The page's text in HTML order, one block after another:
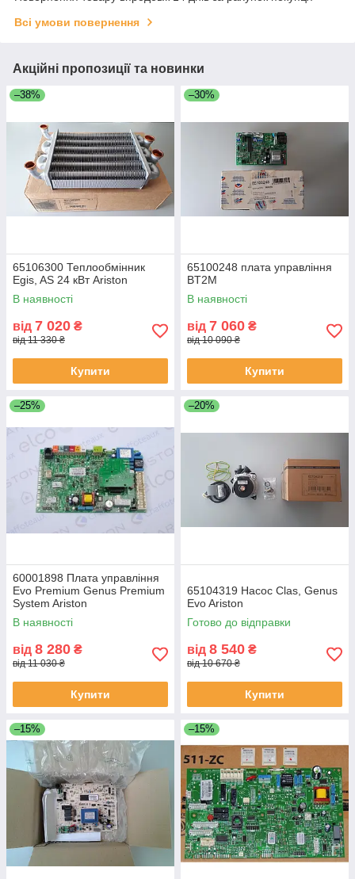
Всі умови повернення
Акційні пропозиції та новинки
–38%
65106300 Теплообмінник
Egis, AS 24 кВт Ariston
В наявності
від 7 020 ₴
від 11 330 ₴
Купити
–30%
65100248 плата управління
BT2M
В наявності
від 7 060 ₴
від 10 090 ₴
Купити
–25%
60001898 Плата управління
Evo Premium Genus Premium
System Ariston
В наявності
від 8 280 ₴
від 11 030 ₴
Купити
–20%
65104319 Насос Clas, Genus
Evo Ariston
Готово до відправки
від 8 540 ₴
від 10 670 ₴
Купити
–15% –15%